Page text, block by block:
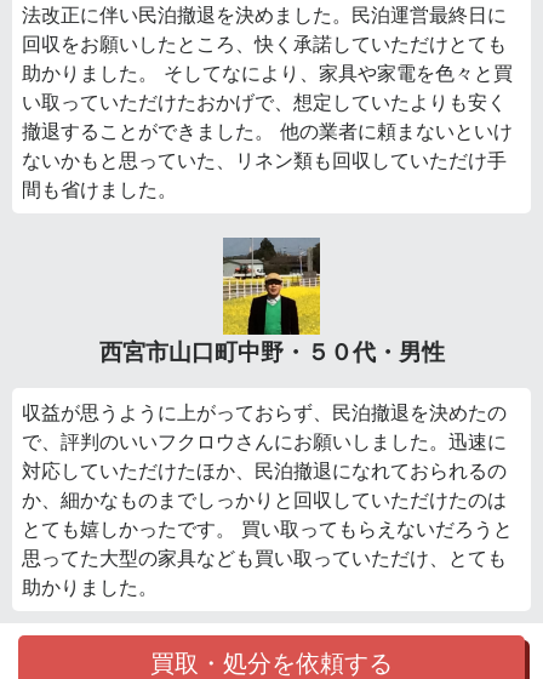
法改正に伴い民泊撤退を決めました。民泊運営最終日に
回収をお願いしたところ、快く承諾していただけとても
助かりました。 そしてなにより、家具や家電を色々と買
い取っていただけたおかげで、想定していたよりも安く
撤退することができました。 他の業者に頼まないといけ
ないかもと思っていた、リネン類も回収していただけ手
間も省けました。
西宮市山口町中野・５０代・男性
収益が思うように上がっておらず、民泊撤退を決めたの
で、評判のいいフクロウさんにお願いしました。迅速に
対応していただけたほか、民泊撤退になれておられるの
か、細かなものまでしっかりと回収していただけたのは
とても嬉しかったです。 買い取ってもらえないだろうと
思ってた大型の家具なども買い取っていただけ、とても
助かりました。
買取・処分を依頼する